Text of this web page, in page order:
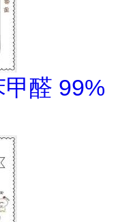
醛 99%